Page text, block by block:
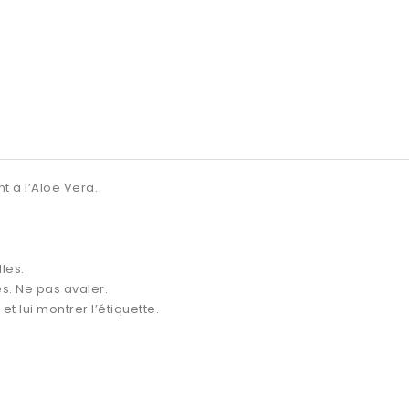
à l’Aloe Vera.
Ne pas avaler.
lui montrer l’étiquette.